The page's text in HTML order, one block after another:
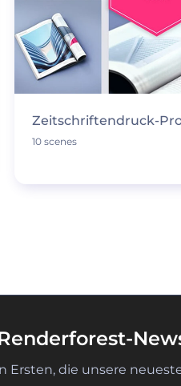
Zeitschriftendruck-
10 scenes
Ersten, die unsere